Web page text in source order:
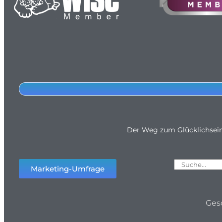
Der Weg zum
Marketing-Umfrage